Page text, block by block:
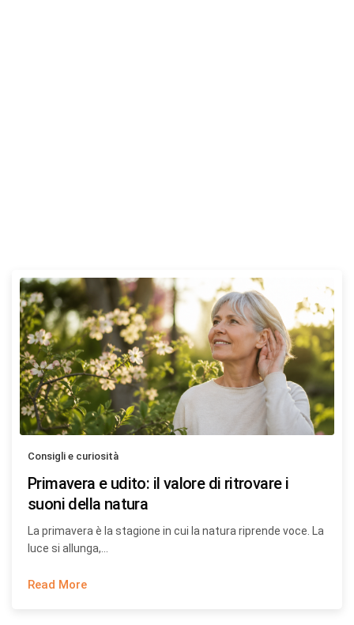
Consigli e curiosità
Primavera e udito: il valore di ritrovare i
suoni della natura
La primavera è la stagione in cui la natura riprende voce. La
luce si allunga,…
Read More